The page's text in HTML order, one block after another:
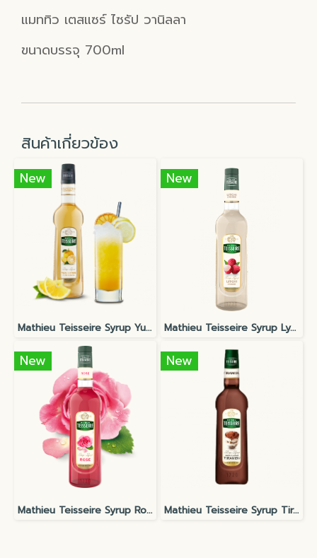
แมททิว เตสแซร์ ไซรัป วานิลลา
ขนาดบรรจุ 700ml
สินค้าเกี่ยวข้อง
New
Mathieu Teisseire Syrup Yuzu
New
Mathieu Teisseire Syrup Lychee
New
Mathieu Teisseire Syrup Rose
New
Mathieu Teisseire Syrup Tiramisu